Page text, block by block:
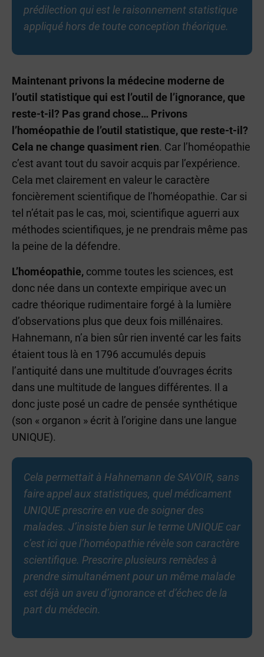
prédilection qui est le raisonnement statistique
appliqué hors de toute conception théorique.
Maintenant privons la médecine moderne de
l’outil statistique qui est l’outil de l’ignorance, que
reste-t-il? Pas grand chose… Privons
l’homéopathie de l’outil statistique, que reste-t-il?
Cela ne change quasiment rien. Car l’homéopathie
c’est avant tout du savoir acquis par l’expérience.
Cela met clairement en valeur le caractère
foncièrement scientifique de l’homéopathie. Car si
tel n’était pas le cas, moi, scientifique aguerri aux
méthodes scientifiques, je ne prendrais même pas
la peine de la défendre.
L’homéopathie, comme toutes les sciences, est
donc née dans un contexte empirique avec un
cadre théorique rudimentaire forgé à la lumière
d’observations plus que deux fois millénaires.
Hahnemann, n’a bien sûr rien inventé car les faits
étaient tous là en 1796 accumulés depuis
l’antiquité dans une multitude d’ouvrages écrits
dans une multitude de langues différentes. Il a
donc juste posé un cadre de pensée synthétique
(son « organon » écrit à l’origine dans une langue
UNIQUE).
Cela permettait à Hahnemann de SAVOIR, sans
faire appel aux statistiques, quel médicament
UNIQUE prescrire en vue de soigner des
malades. J’insiste bien sur le terme UNIQUE car
c’est ici que l’homéopathie révèle son caractère
scientifique. Prescrire plusieurs remèdes à
prendre simultanément pour un même malade
est déjà un aveu d’ignorance et d’échec de la
part du médecin.